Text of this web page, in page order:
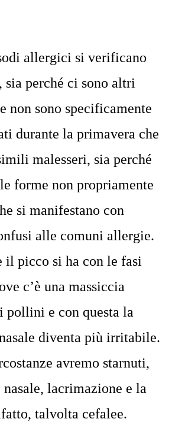
allergici si verificano
sia perché ci sono altri
non sono specificamente
durante la primavera che
malesseri, sia perché
forme non propriamente
si manifestano con
alle comuni allergie.
il picco si ha con le fasi
c’è una massiccia
pollini e con questa la
diventa più irritabile.
avremo starnuti,
nasale, lacrimazione e la
talvolta cefalee.